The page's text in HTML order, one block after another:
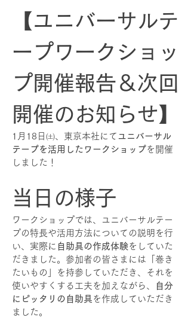
【ユニバーサルテ
ープワークショッ
プ開催報告＆次回
開催のお知らせ】
1月18日㈯、東京本社にて ユニバーサル
テープを活用したワークショップを開催
しました！
当日の様子
ワークショップでは、ユニバーサルテー
プの特長や活用方法についての説明を行
い、実際に 自助具の作成体験をしていた
だきました。参加者の皆さまには「巻き
たいもの」を持参していただき、それを
使いやすくする工夫を加えながら、
自分
にピッタリの自助具 を作成していただき
ました。